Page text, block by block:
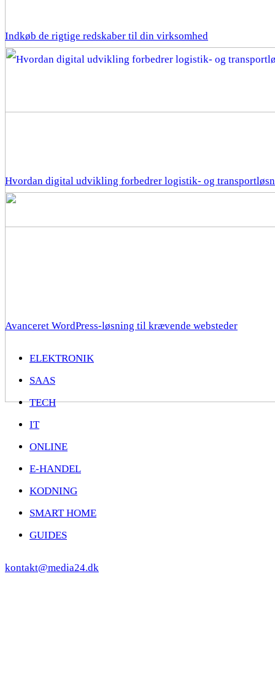
Indkøb de rigtige redskaber til din virksomhed
Hvordan digital udvikling forbedrer logistik- og
Avanceret WordPress-løsning til krævende websteder
ELEKTRONIK
SAAS
TECH
IT
ONLINE
E-HANDEL
KODNING
SMART HOME
GUIDES
kontakt@media24.dk